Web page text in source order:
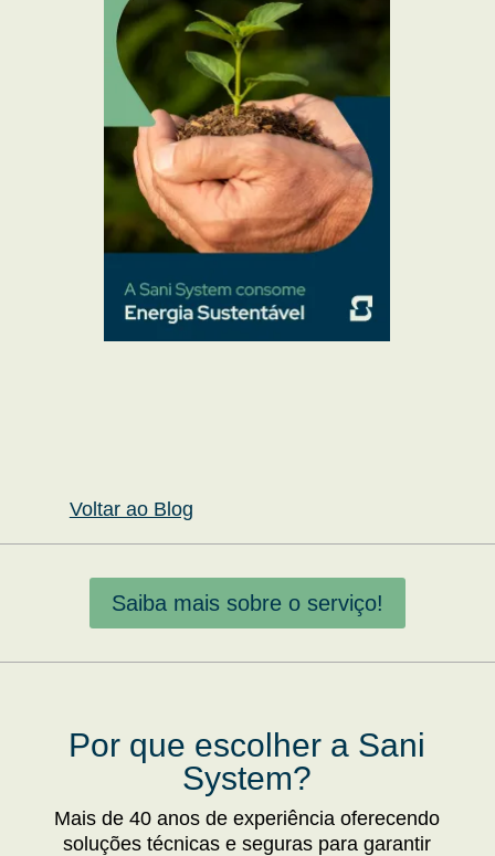
Voltar ao Blog
Saiba mais sobre o serviço!
Por que escolher a Sani
System?
Mais de 40 anos de experiência oferecendo
soluções técnicas e seguras para garantir